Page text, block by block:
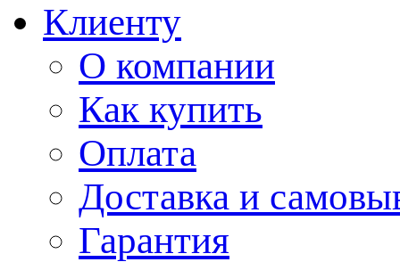
Клиенту
О компании
Как купить
Оплата
Доставка и
Гарантия